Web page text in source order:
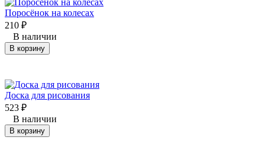
Поросёнок на колесах
210 ₽
В наличии
В корзину
Доска для рисования
523 ₽
В наличии
В корзину